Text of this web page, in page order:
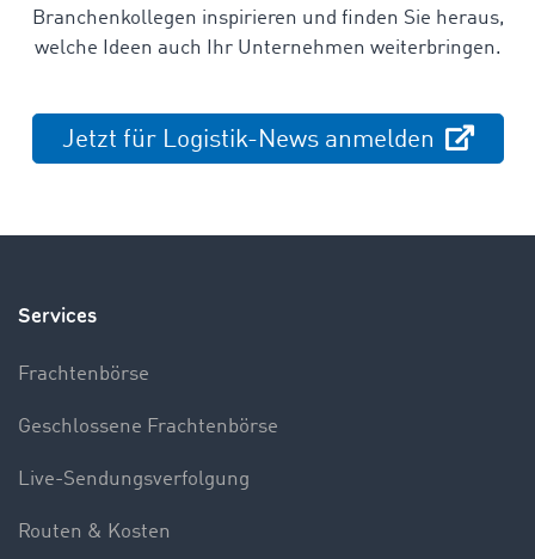
Branchenkollegen inspirieren und finden Sie heraus,
welche Ideen auch Ihr Unternehmen weiterbringen.
Jetzt für Logistik-News anmelden
Services
Frachtenbörse
Geschlossene Frachtenbörse
Live-Sendungsverfolgung
Routen & Kosten